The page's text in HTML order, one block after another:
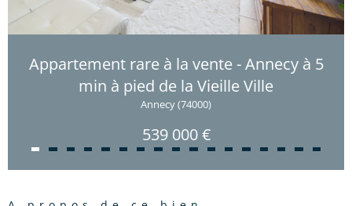
Appartement rare à la vente - Annecy à 5
min à pied de la Vieille Ville
Annecy (74000)
539 000 €